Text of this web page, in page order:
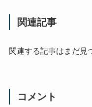
関連記事
関連する記事はまだ見
コメント